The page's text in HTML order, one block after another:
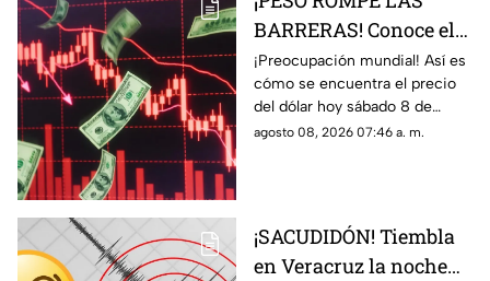
BARRERAS! Conoce el
precio del dólar hoy 8
de agosto 2026 en
Veracruz
¡Preocupación mundial! Así es
cómo se encuentra el precio
del dólar hoy sábado 8 de
agosto del 2026 en bancos de
agosto 08, 2026 07:46 a. m.
¡SACUDIDÓN! Tiembla
en Veracruz la noche